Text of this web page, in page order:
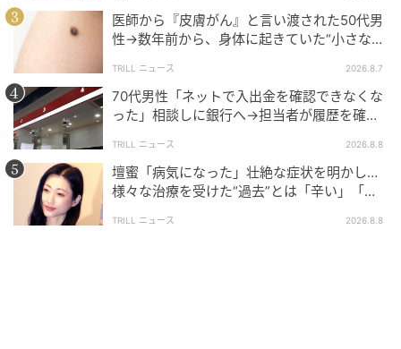
ブログ：尾持トモ（ 尾持トモの漫画blog ）
医師から『皮膚がん』と言い渡された50代男
性→数年前から、身体に起きていた“小さな異
TRILL ニュース 2026.8.7
70代男性「ネットで入出金を確認できなくな
った」相談しに銀行へ→担当者が履歴を確認
TRILL ニュース 2026.8.8
壇蜜「病気になった」壮絶な症状を明かし…
様々な治療を受けた“過去”とは「辛い」「苦
TRILL ニュース 2026.8.8